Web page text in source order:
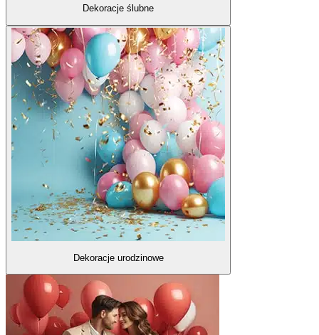
Dekoracje ślubne
Dekoracje urodzinowe